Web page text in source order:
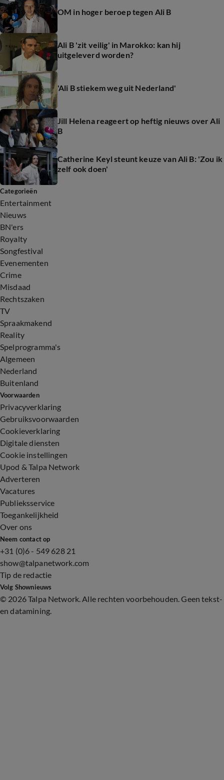
OM in hoger beroep tegen Ali B
Ali B 'zit veilig' in Marokko: kan hij
uitgeleverd worden?
'Ali B stiekem weg uit Nederland'
Jill Helena reageert op heftig nieuws over Ali
B
Catherine Keyl steunt keuze van Ali B: 'Zou ik
zelf ook doen'
Categorieën
Entertainment
Nieuws
BN'ers
Royalty
Songfestival
Evenementen
Crime
Misdaad
Rechtszaken
TV
Spraakmakend
Reality
Spelprogramma's
Algemeen
Nederland
Buitenland
Voorwaarden
Privacyverklaring
Gebruiksvoorwaarden
Cookieverklaring
Digitale diensten
Cookie instellingen
Upod & Talpa Network
Adverteren
Vacatures
Publieksservice
Toegankelijkheid
Over ons
Neem contact op
+31 (0)6 - 549 628 21
show@talpanetwork.com
Tip de redactie
Volg Shownieuws
© 2026 Talpa Network. Alle rechten voorbehouden. Geen tekst-
en datamining.